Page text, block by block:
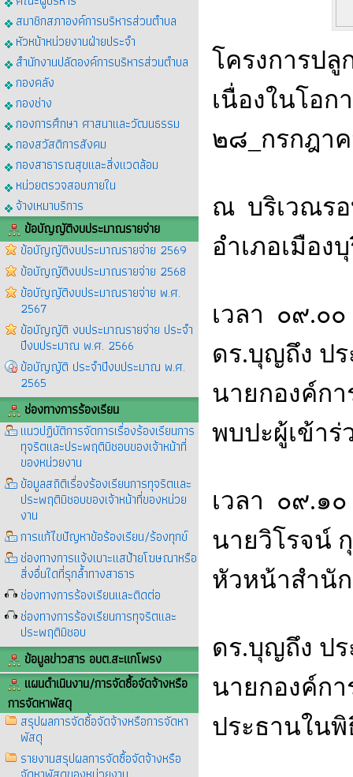
สมาชิกสภาองค์การบริหารส่วนตำบล
หัวหน้าหน่วยงานฝ่ายประจำ
สำนักงานปลัดองค์การบริหารส่วนตำบล
กองคลัง
กองช่าง
กองการศึกษา ศาสนาและวัฒนธรรม
กองสวัสดิการสังคม
กองสาธารณสุขและสิ่งแวดล้อม
หน่วยตรวจสอบภายใน
จ้างเหมาบริการ
ข้อบัญญัติงบประมาณรายจ่าย
ข้อบัญญัติงบประมาณรายจ่าย 2569
ข้อบัญญัติงบประมาณรายจ่าย 2568
ข้อบัญญัติงบประมาณรายจ่าย พ.ศ.
2567
ข้อบัญญัติ งบประมาณรายจ่าย ประจำ
ปีงบประมาณ พ.ศ. 2566
ข้อบัญญัติ ประจำปีงบประมาณ พ.ศ.
2565
ช่องทางการร้องเรียน
แนวปฏิบัติการจัดการเรื่องร้องเรียนการ
ทุจริตและประพฤติมิชอบของเจ้าหน้าที่
ของหน่วยงาน
ข้อมูลสถิติเรื่องร้องเรียนการทุจริตและ
ประพฤติมิชอบของเจ้าหน้าที่ของหน่วย
งาน
การแก้ไขปัญหาข้อร้องเรียน/ร้องทุกข์
ช่องทางการแจ้งเบาะแสป้ายโฆษณาหรือ
สิ่งอื่นใดที่รุกล้ำทางสาธาร
ช่องทางการร้องเรียนและติดต่อ
ช่องทางการร้องเรียนการทุจริตและ
ประพฤติมิชอบ
ข้อมูลข่าวสาร อบต.สะแกโพรง
แผนดำเนินงาน/การจัดซื้อจัดจ้างหรือ
การจัดหาพัสดุ
สรุปผลการจัดซื้อจัดจ้างหรือการจัดหา
พัสดุ
รายงานสรุปผลการจัดซื้อจัดจ้างหรือ
โครงการปลู
เนื่องในโอ
๒๘_กรกฎา
ณ บริเวณรอ
อำเภอเมือง
เวลา ๐๙.๐๐
ดร.บุญถึง ป
นายกองค์ก
พบปะผู้เข้าร่
เวลา ๐๙.๑
นายวิโรจน์
หัวหน้าสำนั
ดร.บุญถึง ป
นายกองค์ก
ประธานในพิ